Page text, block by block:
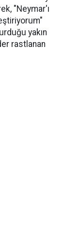
"Neymar'ı
yakın
rastlanan